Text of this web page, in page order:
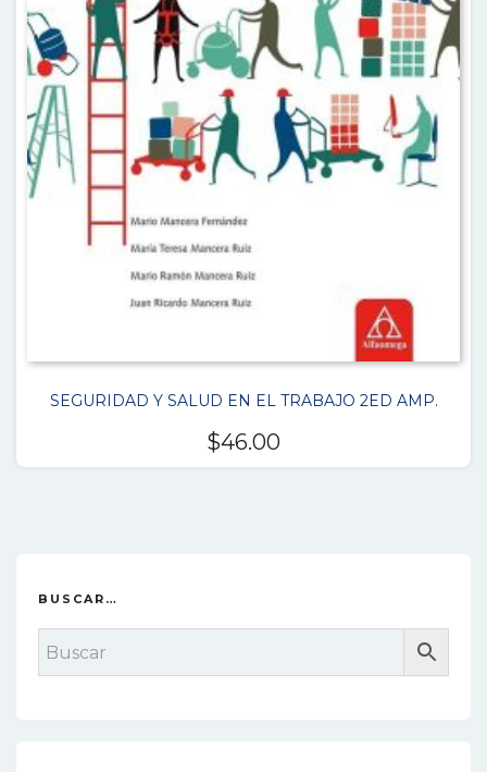
SEGURIDAD Y SALUD EN EL TRABAJO 2ED AMP.
$46.00
BUSCAR…